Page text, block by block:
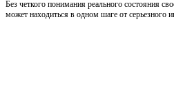
Без четкого понимания реального состояния
может находиться в одном шаге от серьезного